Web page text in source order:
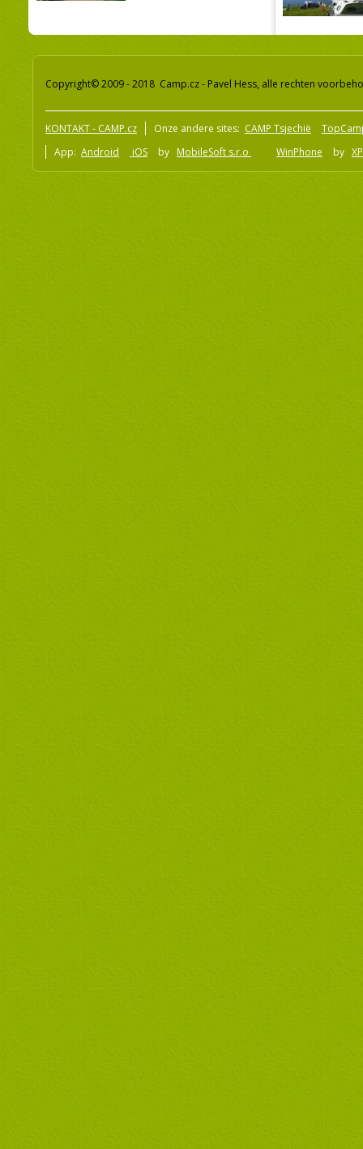
Copyright© 2009 - 2018 Camp.cz - Pavel Hess, alle rechten
KONTAKT - CAMP.cz Onze andere sites: CAMP Tsjechië
App: Android iOS by MobileSoft s.r.o WinPhone by